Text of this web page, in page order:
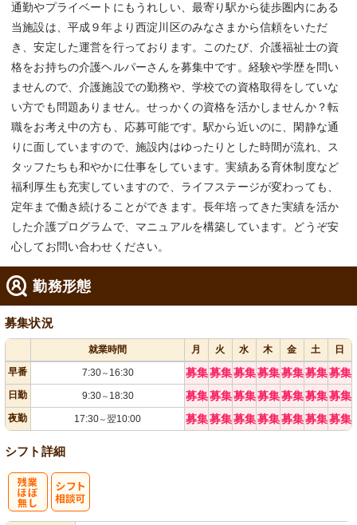
通勤やプライベートにもうれしい、最寄り駅から徒歩圏内にある
当施設は、平成９年より西淀川区のみなさまから信頼をいただ
き、安定した運営を行っております。このたび、介護福祉士の資
格をお持ちの介護ヘルパーさんを募集中です。経験や学歴を問い
ませんので、介護施設での勤務や、学校での資格取得をしていな
い方でも問題ありません。せっかくの資格を活かしませんか？転
職をお考え中の方も、応募可能です。駅から近いのに、閑静な通
りに面していますので、施設内はゆったりとした時間が流れ、ス
タッフたちも和やかに仕事をしています。実績ある育休制度など
福利厚生も充実していますので、ライフステージが変わっても、
定年まで働き続けることができます。長年培ってきた実績を活か
した介護プログラムで、マニュアルを構築しています。どうぞ安
心してお問い合わせください。
勤務形態
募集状況
就業時間 月 火 水 木 金 土
日
早番
7:30～ 16:30 募集募集募集募集募集募集募集
日勤 9:30～ 18:30 募集募集募集募集募集募集募集
夜勤 17:30～翌10:00 募集募集募集募集募集募集募集
シフト詳細